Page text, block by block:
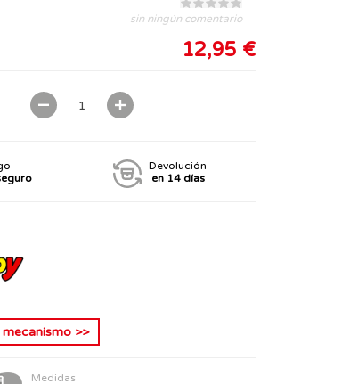
sin ningún comentario
12,95 €
Devolución
en 14 días
mecanismo >>
Medidas